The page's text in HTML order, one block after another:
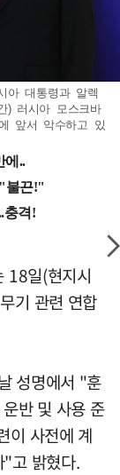
아 대통령과 알렉
) 러시아 모스크바
앞서 악수하고 있
18일(현지시
기 관련 연합
성명에서 "훈
반 및 사용 준
이 사전에 계
"고 밝혔다.